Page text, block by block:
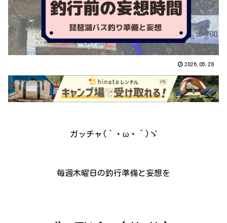
2026.05.28
ガッチャ(｀・ω・´)ゞ
毎週木曜日の釣行準備と妄想を